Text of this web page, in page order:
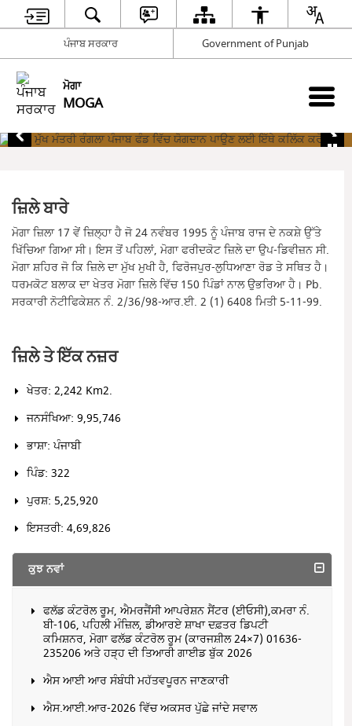
ਪੰਜਾਬ ਸਰਕਾਰ Government of Punjab
ਮੋਗਾ
MOGA
ਜ਼ਿਲੇ ਬਾਰੇ
ਮੋਗਾ ਜ਼ਿਲਾ 17 ਵੇਂ ਜ਼ਿਲ੍ਹਾ ਹੈ ਜੋ 24 ਨਵੰਬਰ 1995 ਨੂੰ ਪੰਜਾਬ ਰਾਜ ਦੇ ਨਕਸ਼ੇ ਉੱਤੇ
ਖਿੱਚਿਆ ਗਿਆ ਸੀ। ਇਸ ਤੋਂ ਪਹਿਲਾਂ, ਮੋਗਾ ਫਰੀਦਕੋਟ ਜ਼ਿਲੇ ਦਾ ਉਪ-ਡਿਵੀਜ਼ਨ ਸੀ.
ਮੋਗਾ ਸ਼ਹਿਰ ਜੋ ਕਿ ਜ਼ਿਲੇ ਦਾ ਮੁੱਖ ਮੁਖੀ ਹੈ, ਫਿਰੋਜਪੁਰ-ਲੁਧਿਆਣਾ ਰੋਡ ਤੇ ਸਥਿਤ ਹੈ।
ਧਰਮਕੋਟ ਬਲਾਕ ਦਾ ਖੇਤਰ ਮੋਗਾ ਜ਼ਿਲੇ ਵਿੱਚ 150 ਪਿੰਡਾਂ ਨਾਲ ਉਭਰਿਆ ਹੈ। Pb.
ਸਰਕਾਰੀ ਨੋਟੀਫਿਕੇਸ਼ਨ ਨੰ. 2/36/98-ਆਰ.ਈ. 2 (1) 6408 ਮਿਤੀ 5-11-99.
ਜ਼ਿਲੇ ਤੇ ਇੱਕ ਨਜ਼ਰ
ਖੇਤਰ: 2,242 Km2.
ਜਨਸੰਖਿਆ: 9,95,746
ਭਾਸ਼ਾ: ਪੰਜਾਬੀ
ਪਿੰਡ: 322
ਪੁਰਸ਼: 5,25,920
ਇਸਤਰੀ: 4,69,826
ਕੁਝ ਨਵਾਂ
ਫਲੱਡ ਕੰਟਰੋਲ ਰੂਮ, ਐਮਰਜੈਂਸੀ ਆਪਰੇਸ਼ਨ ਸੈਂਟਰ (ਈਓਸੀ),ਕਮਰਾ ਨੰ.
ਬੀ-106, ਪਹਿਲੀ ਮੰਜ਼ਿਲ, ਡੀਆਰਏ ਸ਼ਾਖਾ ਦਫ਼ਤਰ ਡਿਪਟੀ
ਕਮਿਸ਼ਨਰ, ਮੋਗਾ ਫਲੱਡ ਕੰਟਰੋਲ ਰੂਮ (ਕਾਰਜਸ਼ੀਲ 24×7) 01636-
235206 ਅਤੇ ਹੜ੍ਹ ਦੀ ਤਿਆਰੀ ਗਾਈਡ ਬੁੱਕ 2026
ਐਸ ਆਈ ਆਰ ਸੰਬੰਧੀ ਮਹੱਤਵਪੂਰਨ ਜਾਣਕਾਰੀ
ਐਸ.ਆਈ.ਆਰ-2026 ਵਿੱਚ ਅਕਸਰ ਪੁੱਛੇ ਜਾਂਦੇ ਸਵਾਲ